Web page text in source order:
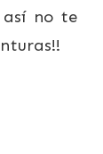
así no te